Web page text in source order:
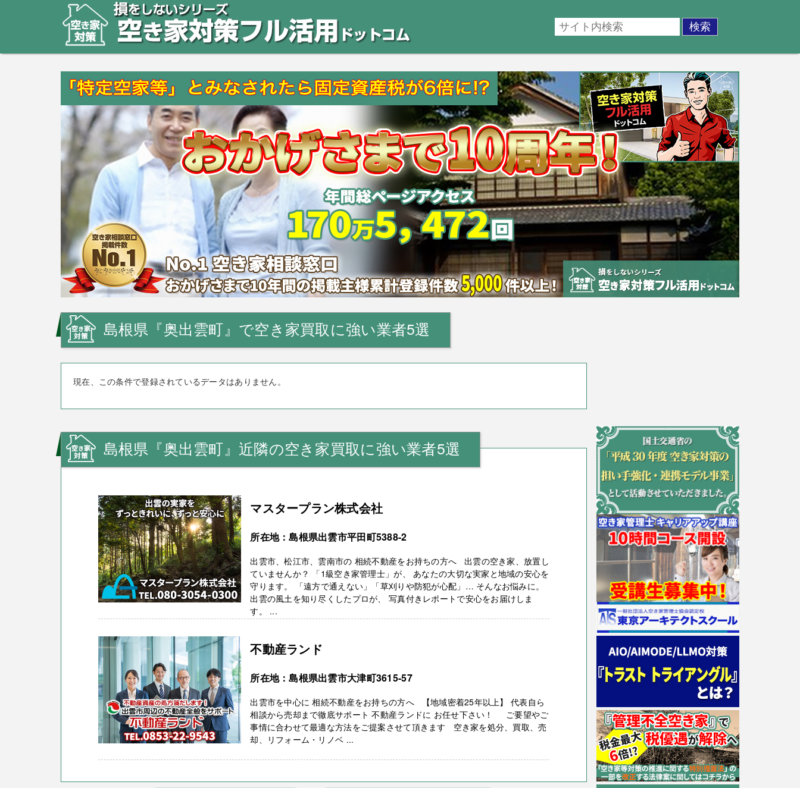
島根県『奥出雲町』で空き家買取に強い業者5選
現在、この条件で登録されているデータはありません。
島根県『奥出雲町』近隣の空き家買取に強い業者5選
マスタープラン株式会社
所在地：島根県出雲市平田町5388-2
出雲市、松江市、雲南市の 相続不動産をお持ちの方へ 出雲の空き家、放置し
ていませんか？ 「1級空き家管理士」が、 あなたの大切な実家と地域の安心を
守ります。 「遠方で通えない」「草刈りや防犯が心配」… そんなお悩みに。
出雲の風土を知り尽くしたプロが、 写真付きレポートで安心をお届けしま
す。 ...
不動産ランド
所在地：島根県出雲市大津町3615-57
出雲市を中心に 相続不動産をお持ちの方へ 【地域密着25年以上】 代表自ら
相談から売却まで徹底サポート 不動産ランドに お任せ下さい！ ご要望やご
事情に合わせて最適な方法をご提案させて頂きます 空き家を処分、買取、売
却、リフォーム・リノベ ...